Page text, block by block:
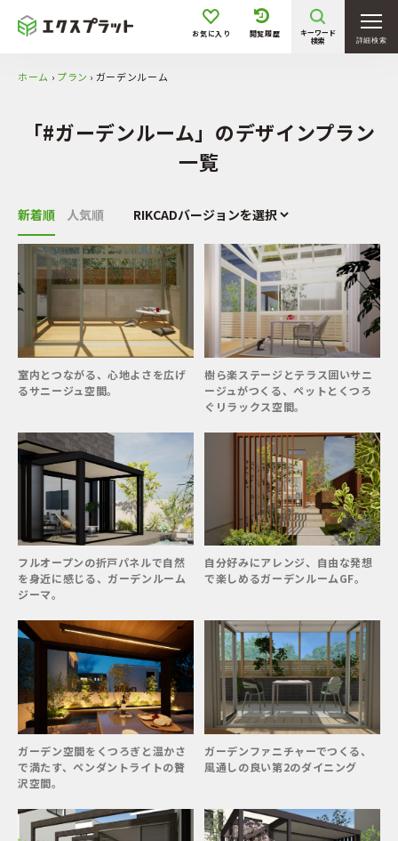
詳細検索
お気に入り 閲覧履歴
キーワード
検索
ホーム › プラン › ガーデンルーム
「#ガーデンルーム」のデザインプラン
一覧
新着順 人気順
室内とつながる、心地よさを広げ
るサニージュ空間。
樹ら楽ステージとテラス囲いサニ
ージュがつくる、ペットとくつろ
ぐリラックス空間。
フルオープンの折戸パネルで自然
を身近に感じる、ガーデンルーム
ジーマ。
自分好みにアレンジ、自由な発想
で楽しめるガーデンルームGF。
ガーデン空間をくつろぎと温かさ
で満たす、ペンダントライトの贅
沢空間。
ガーデンファニチャーでつくる、
風通しの良い第2のダイニング